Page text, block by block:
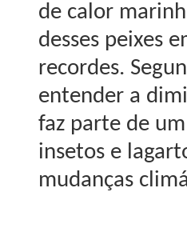
de calor
desses peixes
recordes.
entender a
faz parte de
insetos e
mudanças